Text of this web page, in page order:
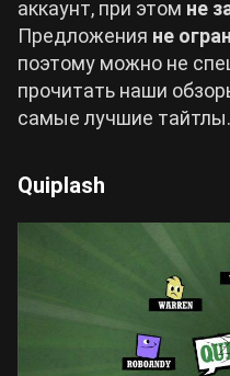
аккаунт, при этом не
Предложения не
поэтому можно не
прочитать наши
самые лучшие тайтлы.
Quiplash